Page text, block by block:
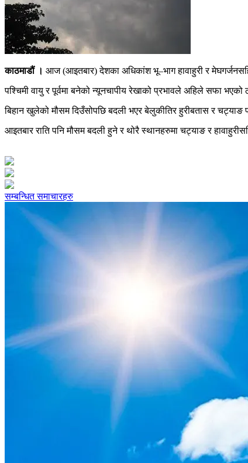
काठमाडौं । आज (आइतबार) देशका अधिकांश भू–भाग हावाहुरी र
पश्चिमी वायु र पूर्वमा बनेको न्यूनचापीय रेखाको प्रभावले अहिले सफा
बिहान खुलेको मौसम दिउँसोपछि बदली भएर बेलुकीतिर हुरीबतास र चट्याङ
आइतबार राति पनि मौसम बदली हुने र थोरै स्थानहरुमा चट्याङ र
सम्बन्धित समाचारहरु